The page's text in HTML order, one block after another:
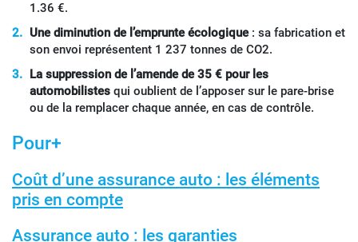
1.36 €.
Une diminution de l’emprunte écologique: sa fabrication et
son envoi représentent 1 237 tonnes de CO2.
La suppression de l’amende de 35 € pour les
automobilistes qui oublient de l’apposer sur le pare-brise
ou de la remplacer chaque année, en cas de contrôle.
Pour+
Coût d’une assurance auto : les éléments
pris en compte
Assurance auto : les garanties